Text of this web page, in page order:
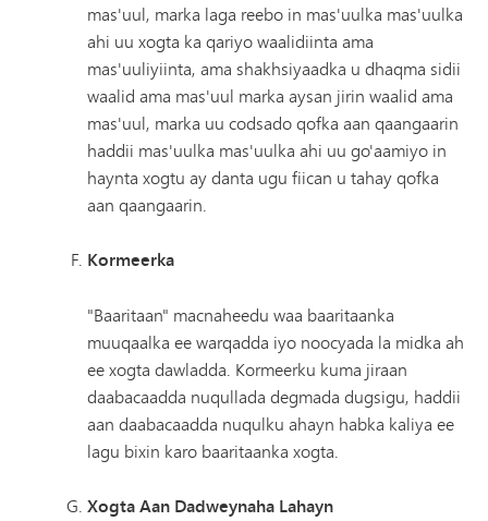
mas'uul, marka laga reebo in mas'uulka mas'uulka
ahi uu xogta ka qariyo waalidiinta ama
mas'uuliyiinta, ama shakhsiyaadka u dhaqma sidii
waalid ama mas'uul marka aysan jirin waalid ama
mas'uul, marka uu codsado qofka aan qaangaarin
haddii mas'uulka mas'uulka ahi uu go'aamiyo in
haynta xogtu ay danta ugu fiican u tahay qofka
aan qaangaarin.
Kormeerka
"Baaritaan" macnaheedu waa baaritaanka
muuqaalka ee warqadda iyo noocyada la midka ah
ee xogta dawladda. Kormeerku kuma jiraan
daabacaadda nuqullada degmada dugsigu, haddii
aan daabacaadda nuqulku ahayn habka kaliya ee
lagu bixin karo baaritaanka xogta.
Xogta Aan Dadweynaha Lahayn